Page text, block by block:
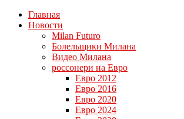
Главная
Новости
Milan Futuro
Болельщики Милана
Видео Милана
россонери на Евро
Евро 2012
Евро 2016
Евро 2020
Евро 2024